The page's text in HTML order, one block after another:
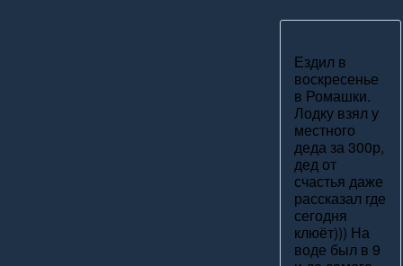
Ездил в
воскресенье
в Ромашки.
Лодку взял у
местного
деда за 300р,
дед от
счастья даже
рассказал где
сегодня
клюёт))) На
воде был в 9